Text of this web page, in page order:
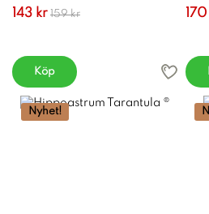
143 kr 159 kr
Köp
Nyhet!